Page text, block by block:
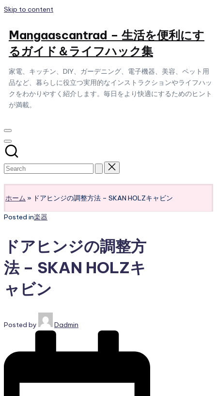
Skip to content
Mangaascantrad – 生活を便利にす
るガイド＆ライフハック集
家電、キッチン、DIY、ガーデニング、電子機器、美容、ペット用
品など、暮らしに役立つ実用的なインストラクションやライフハッ
クをわかりやすく紹介します。毎日をより快適にするためのヒント
が満載。
ホーム » ドアヒンジの調整方法 – SKAN HOLZキャビン
Posted in楽器
ドアヒンジの調整方
法 – SKAN HOLZキ
ャビン
Posted by Dadmin